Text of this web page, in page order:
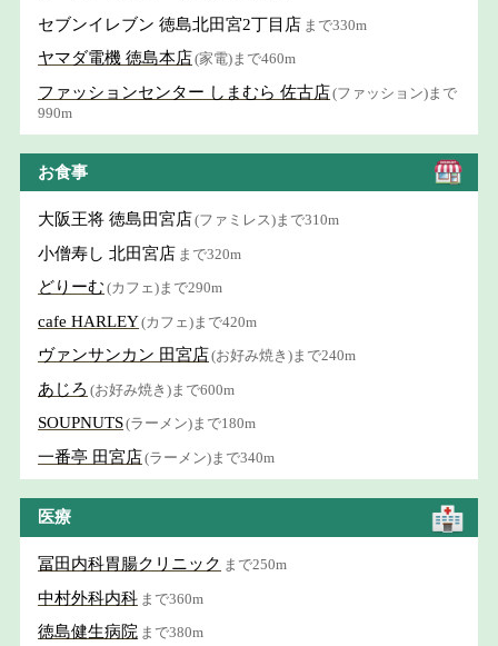
セブンイレブン 徳島北田宮2丁目店 まで330m
ヤマダ電機 徳島本店(家電)まで460m
ファッションセンター しまむら 佐古店(ファッション)まで
990m
お食事
大阪王将 徳島田宮店(ファミレス)まで310m
小僧寿し 北田宮店 まで320m
どりーむ (カフェ)まで290m
cafe HARLEY(カフェ)まで420m
ヴァンサンカン 田宮店(お好み焼き)まで240m
あじろ (お好み焼き)まで600m
SOUPNUTS(ラーメン)まで180m
一番亭 田宮店(ラーメン)まで340m
医療
冨田内科胃腸クリニック まで250m
中村外科内科 まで360m
徳島健生病院 まで380m